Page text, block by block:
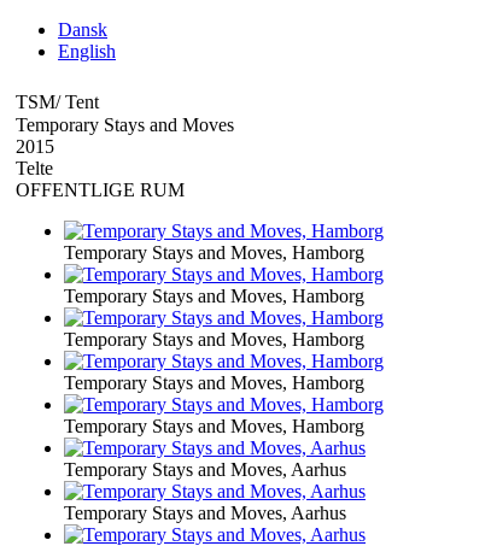
Dansk
English
TSM/ Tent
Temporary Stays and Moves
2015
Telte
OFFENTLIGE RUM
Temporary Stays and Moves, Hamborg
Temporary Stays and Moves, Hamborg
Temporary Stays and Moves, Hamborg
Temporary Stays and Moves, Hamborg
Temporary Stays and Moves, Hamborg
Temporary Stays and Moves, Aarhus
Temporary Stays and Moves, Aarhus